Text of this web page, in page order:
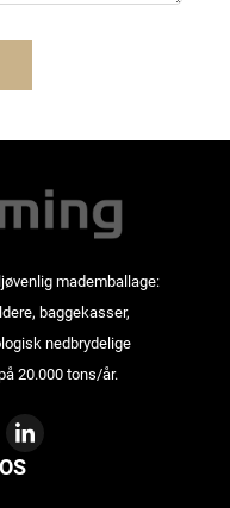
mademballage:
baggekasser,
nedbrydelige
20.000 tons/år.